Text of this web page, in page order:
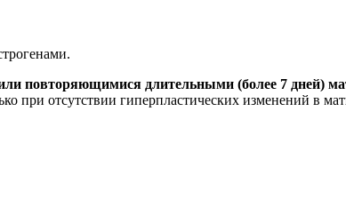
повторяющимися длительными (более 7 дней)
при отсутствии гиперпластических изменений в